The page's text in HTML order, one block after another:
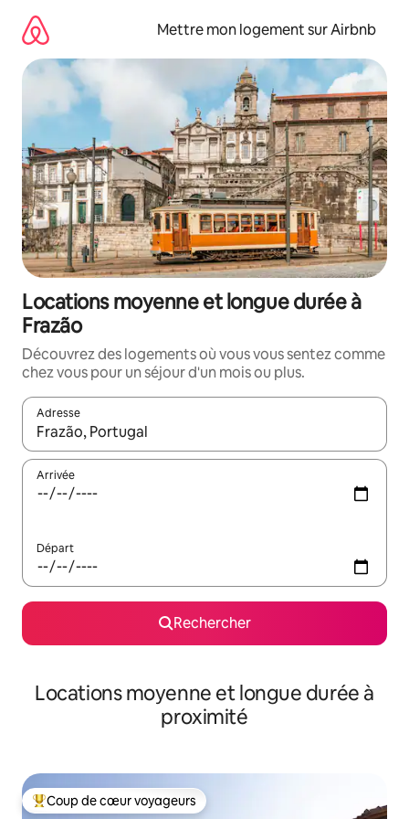
directement
contenu
Mettre mon logement sur Airbnb
Locations moyenne et longue durée à
Frazão
Découvrez des logements où vous vous sentez comme
chez vous pour un séjour d'un mois ou plus.
Adresse
Lorsque les résultats s'affichent, utilisez les flèches vers le
Arrivée
Départ
Rechercher
Locations moyenne et longue durée à
proximité
Coups de cœur voyageurs les plus appréciés
Coup de cœur voyageurs